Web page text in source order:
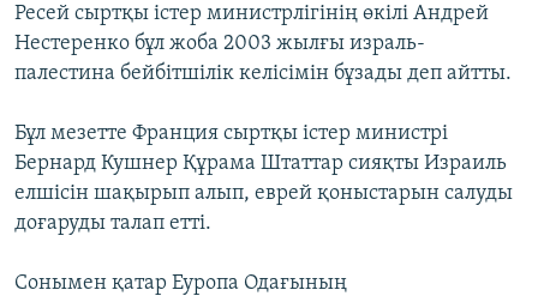
Русский
Басқа тілдерде
Ресей сыртқы істер министрлігінің өкілі Андрей
Нестеренко бұл жоба 2003 жылғы израль-
палестина бейбітшілік келісімін бұзады деп айтты.
Бұл мезетте Франция сыртқы істер министрі
Бернард Кушнер Құрама Штаттар сияқты Израиль
елшісін шақырып алып, еврей қоныстарын салуды
доғаруды талап етті.
Сонымен қатар Еуропа Одағының